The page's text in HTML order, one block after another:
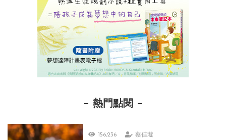
熱門點閱
156,236 蔡佳璇